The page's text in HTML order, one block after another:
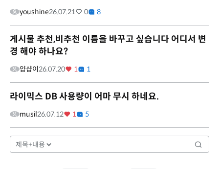
youshine26.07.21 0 8
게시물 추천,비추천 이름을 바꾸고 싶습니다 어디서 변
경 해야 하나요?
얍샵이26.07.20 1 1
라이믹스 DB 사용량이 어마 무시 하네요.
musil26.07.12 1 5